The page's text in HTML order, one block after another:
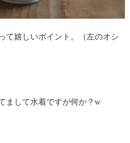
て嬉しいポイント。（左のオシ
まして水着ですが何か？w